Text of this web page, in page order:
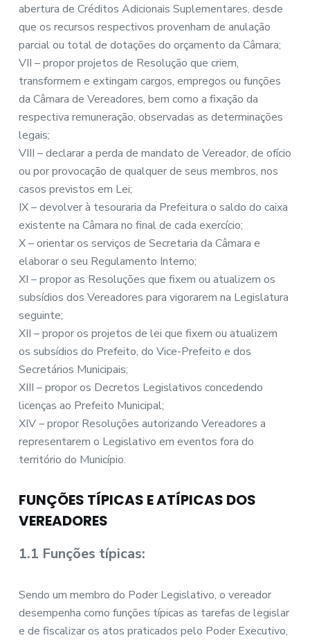
abertura de Créditos Adicionais Suplementares, desde
que os recursos respectivos provenham de anulação
parcial ou total de dotações do orçamento da Câmara;
VII – propor projetos de Resolução que criem,
transformem e extingam cargos, empregos ou funções
da Câmara de Vereadores, bem como a fixação da
respectiva remuneração, observadas as determinações
legais;
VIII – declarar a perda de mandato de Vereador, de ofício
ou por provocação de qualquer de seus membros, nos
casos previstos em Lei;
IX – devolver à tesouraria da Prefeitura o saldo do caixa
existente na Câmara no final de cada exercício;
X – orientar os serviços de Secretaria da Câmara e
elaborar o seu Regulamento Interno;
XI – propor as Resoluções que fixem ou atualizem os
subsídios dos Vereadores para vigorarem na Legislatura
seguinte;
XII – propor os projetos de lei que fixem ou atualizem
os subsídios do Prefeito, do Vice-Prefeito e dos
Secretários Municipais;
XIII – propor os Decretos Legislativos concedendo
licenças ao Prefeito Municipal;
XIV – propor Resoluções autorizando Vereadores a
representarem o Legislativo em eventos fora do
território do Município.
FUNÇÕES TÍPICAS E ATÍPICAS DOS
VEREADORES
1.1 Funções típicas:
Sendo um membro do Poder Legislativo, o vereador
desempenha como funções típicas as tarefas de legislar
e de fiscalizar os atos praticados pelo Poder Executivo,